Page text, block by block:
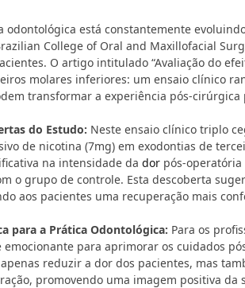
odontológica está constantemente
College of Oral and Maxillofacial
O artigo intitulado “Avaliação do
molares inferiores: um ensaio clínico
transformar a experiência pós-
do Estudo: Neste ensaio clínico triplo
de nicotina (7mg) em exodontias de
na intensidade da dor pós-
o grupo de controle. Esta descoberta
aos pacientes uma recuperação mais
para a Prática Odontológica: Para os
para aprimorar os cuidados
reduzir a dor dos pacientes, mas
promovendo uma imagem positiva da